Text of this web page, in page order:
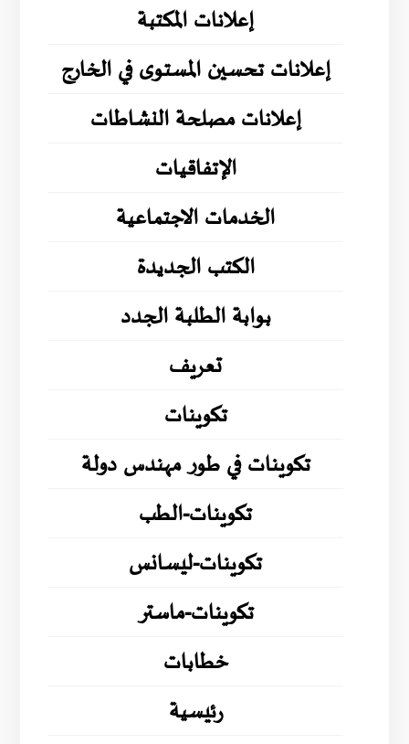
إعلانات المكتبة
إعلانات تحسين المستوى في الخارج
إعلانات مصلحة النشاطات
الإتفاقيات
الخدمات الاجتماعية
الكتب الجديدة
بوابة الطلبة الجدد
تعريف
تكوينات
تكوينات في طور مهندس دولة
تكوينات-الطب
تكوينات-ليسانس
تكوينات-ماستر
خطابات
رئيسية